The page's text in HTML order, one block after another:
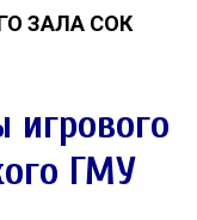
ЗАЛА СОК
игрового
ГМУ